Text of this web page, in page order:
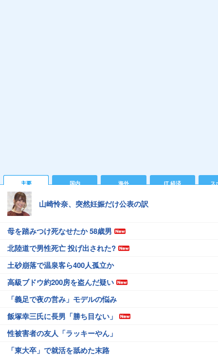
主要 国内 海外 IT 経済 ス
山崎怜奈、突然妊娠だけ公表の訳
母を踏みつけ死なせたか 58歳男
北陸道で男性死亡 投げ出された?
土砂崩落で温泉客ら400人孤立か
高級ブドウ約200房を盗んだ疑い
「義足で夜の営み」モデルの悩み
飯塚幸三氏に長男「勝ち目ない」
性被害者の友人「ラッキーやん」
「東大卒」で就活を舐めた末路